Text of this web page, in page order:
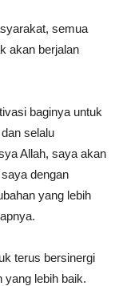
semua
akan berjalan
baginya untuk
selalu
Allah, saya akan
dengan
yang lebih
terus bersinergi
yang lebih baik.